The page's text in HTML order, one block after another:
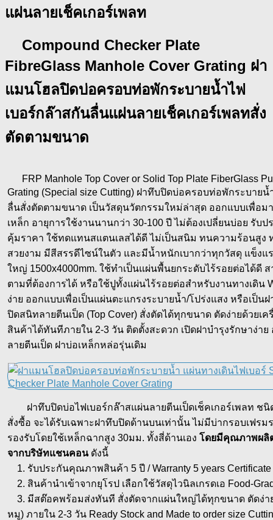
แผ่นลายเช็คเกอร์เพลท
Compound Checker Plate
FibreGlass Manhole Cover Grating ฝา
แมนโฮลปิดบ่อครอบท่อพักระบายน้ำไฟ
เบอร์กล๊าสกันลื่นแผ่นลายเช็คเกอร์เพลทสั่ง
ตัดตามขนาด
FRP Manhole Top Cover or Solid Top Plate FiberGlass
Grating (Special size Cutting) ฝาทึบปิดบ่อครอบท่อพักระบาย
ลื่นสั่งตัดตามขนาด เป็นวัสดุนวัตกรรมใหม่ล่าสุด ออกแบบเพื่อม
เหล็ก อายุการใช้งานนานกว่า 30-100 ปี ไม่ต้องเปลี่ยนบ่อย รั
คุ้มราคา ใช้ทดแทนสแตนเลสได้ดี ไม่เป็นสนิม ทนความร้อนสูง
สวยงาม มีสีสรรดีไซน์ในตัว และมีน้ำหนักเบากว่าทุกวัสดุ แข็ง
ใหญ่ 1500x4000mm. ใช้ทำเป็นแผ่นพื้นยกระดับไร้รอยต่อได้ดี
ตามที่ต้องการได้ หรือใช้ปูทั้งแผ่นไร้รอยต่อสำหรับงานทางเดิน
ง่าย ออกแบบเพื่อเป็นแผ่นตะแกรงระบายน้ำ/โปร่งแสง หรือเป็
ปิดสนิทลายตีนเป็ด (Top Cover) สั่งตัดได้ทุกขนาด ตัดง่ายด้วยเ
สินค้าได้ทันทีภายใน 2-3 วัน ติดตั้งสะดวก เปิดฝาบำรุงรักษาง่า
ลายตีนเป็ด ฝาบ่อเหล็กหล่อรุ่นเดิม
ฝาทึบปิดบ่อไฟเบอร์กล๊าสแผ่นลายตีนเป็ดเช็คเกอร์เพลท ช
สั่งซื้อ จะได้รับเฉพาะฝาทึบปิดด้านบนเท่านั้น ไม่มีบ่ากรอบเฟรม
รองรับโดยใช้เหล็กฉากสูง 30มม. ทั้งสี่ด้านเอง โดยมีคุณภาพผลิ
จากบริษัทแชนคอน ดังนี้
1. รับประกันคุณภาพสินค้า 5 ปี / Warranty 5 years Certificate
2. สินค้านำเข้าจากยุโรป เลือกใช้วัสดุไวนิลเกรดเอ Food-
3. มีสต๊อคพร้อมส่งทันที สั่งตัดจากแผ่นใหญ่ได้ทุกขนาด ตัดง่าย
หมู) ภายใน 2-3 วัน Ready Stock and Made to order size